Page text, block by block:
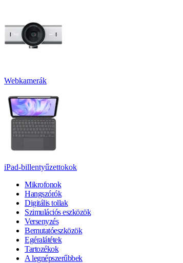
Webkamerák
iPad-billentyűzettokok
Mikrofonok
Hangszórók
Digitális tollak
Szimulációs eszközök
Versenyzés
Bemutatóeszközök
Egéralátétek
Tartozékok
A legnépszerűbbek